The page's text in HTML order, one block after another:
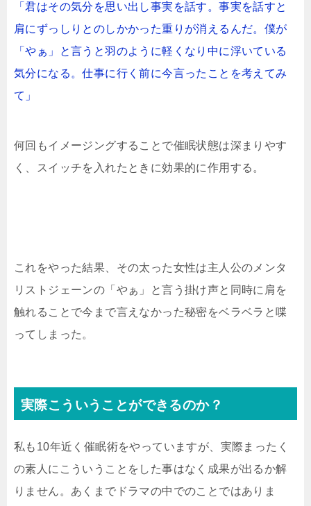
「君はその気分を思い出し事実を話す。事実を話すと
肩にずっしりとのしかかった重りが消えるんだ。僕が
「やぁ」と言うと羽のように軽くなり中に浮いている
気分になる。仕事に行く前に今言ったことを考えてみ
て」
何回もイメージングすることで催眠状態は深まりやす
く、スイッチを入れたときに効果的に作用する。
これをやった結果、その太った女性は主人公のメンタ
リストジェーンの「やぁ」と言う掛け声と同時に肩を
触れることで今まで言えなかった秘密をベラベラと喋
ってしまった。
実際こういうことができるのか？
私も10年近く催眠術をやっていますが、実際まったく
の素人にこういうことをした事はなく成果が出るか解
りません。あくまでドラマの中でのことではありま